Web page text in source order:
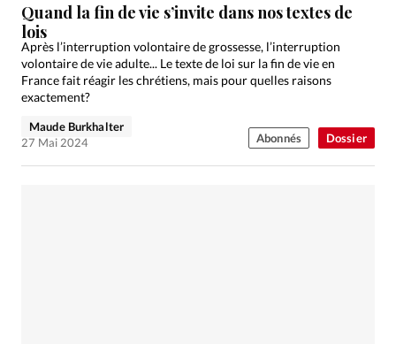
Dossier
Quand la fin de vie s’invite dans nos textes de
lois
Après l’interruption volontaire de grossesse, l’interruption
volontaire de vie adulte... Le texte de loi sur la fin de vie en
France fait réagir les chrétiens, mais pour quelles raisons
exactement?
Maude Burkhalter
27 Mai 2024
Abonnés